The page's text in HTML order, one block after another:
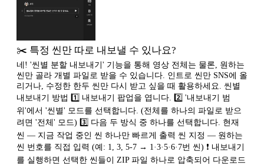
✂️ 특정 씬만 따로 내보낼 수 있나요?
네! '씬별 분할 내보내기' 기능을 통해 영상 전체는 물론, 원하는
씬만 골라 개별 파일로 받을 수 있습니다. 인트로 씬만 SNS에 올
리거나, 수정한 한두 씬만 다시 받고 싶을 때 활용하세요. 씬별
내보내기 방법 1️⃣ 내보내기 팝업을 엽니다. 2️⃣ '내보내기 범
위'에서 '씬별' 모드를 선택합니다. (전체를 하나의 파일로 받으
려면 '전체' 모드) 3️⃣ 다음 두 방식 중 하나를 선택합니다. 현재
씬 — 지금 작업 중인 씬 하나만 빠르게 출력 씬 지정 — 원하는
씬 번호를 직접 입력 (예: 1, 3, 5-7 → 1·3·5·6·7번 씬) ❗️ 내보내기
를 실행하면 선택한 씬들이 ZIP 파일 하나로 압축되어 다운로드